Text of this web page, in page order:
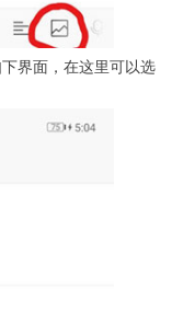
界面，在这里可以选